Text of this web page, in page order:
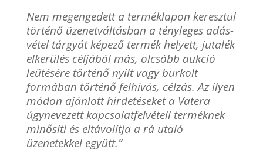
Nem megengedett a terméklapon keresztül
történő üzenetváltásban a tényleges adás-
vétel tárgyát képező termék helyett, jutalék
elkerülés céljából más, olcsóbb aukció
leütésére történő nyílt vagy burkolt
formában történő felhívás, célzás. Az ilyen
módon ajánlott hirdetéseket a Vatera
úgynevezett kapcsolatfelvételi terméknek
minősíti és eltávolítja a rá utaló
üzenetekkel együtt.”